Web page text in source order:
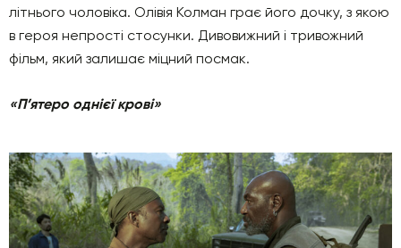
літнього чоловіка. Олівія Колман грає його дочку, з якою
в героя непрості стосунки. Дивовижний і тривожний
фільм, який залишає міцний посмак.
«П’ятеро однієї крові»